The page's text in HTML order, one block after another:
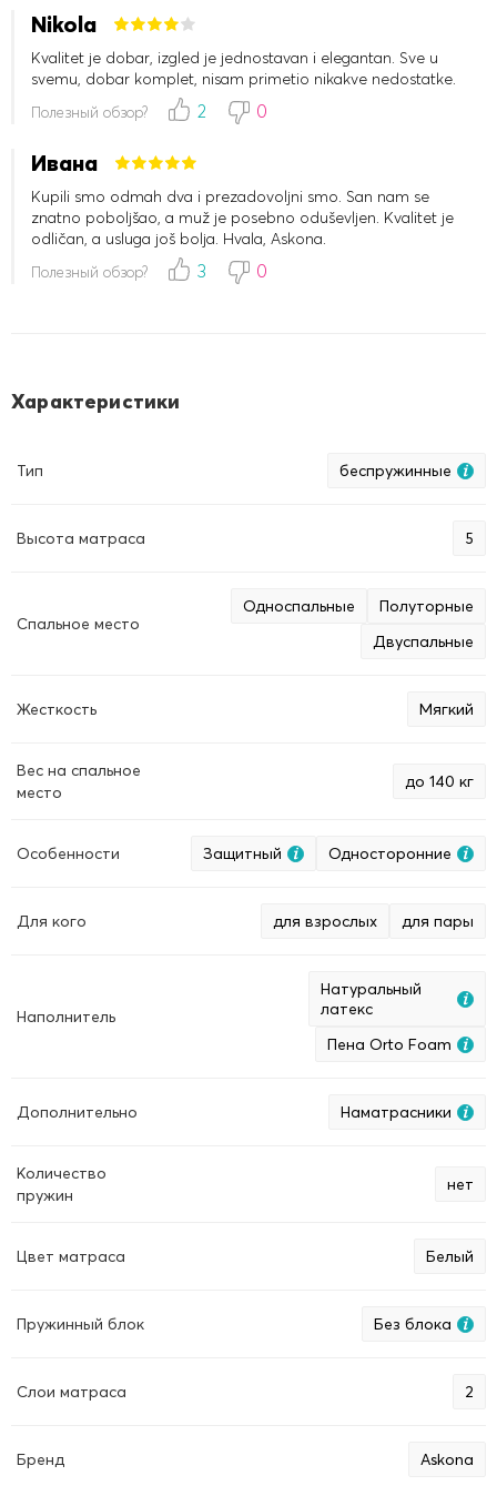
Nikola
Kvalitet je dobar, izgled je jednostavan i elegantan. Sve u
svemu, dobar komplet, nisam primetio nikakve nedostatke.
Полезный обзор? 2 0
Ивана
Kupili smo odmah dva i prezadovoljni smo. San nam se
znatno poboljšao, a muž je posebno oduševljen. Kvalitet je
odličan, a usluga još bolja. Hvala, Askona.
Полезный обзор? 3 0
Характеристики
Тип беспружинные
Высота матраса 5
Спальное место
Односпальные
Полуторные
Двуспальные
Жесткость Мягкий
Вес на спальное
место
до 140 кг
Особенности Защитный Односторонние
Для кого для взрослых для пары
Наполнитель
Натуральный
латекс
Пена Orto Foam
Дополнительно Наматрасники
Количество
пружин
нет
Цвет матраса Белый
Пружинный блок Без блока
Слои матраса 2
Бренд Askona